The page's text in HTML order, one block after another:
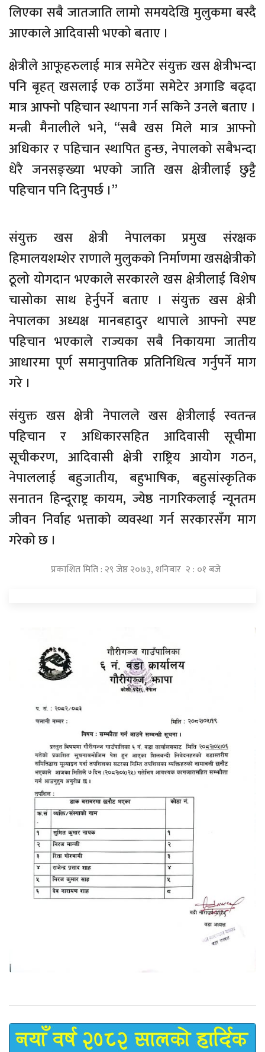
लिएका सबै जातजाति लामो समयदेखि मुलुकमा बस्दै
आएकाले आदिवासी भएको बताए ।
क्षेत्रीले आफूहरुलाई मात्र समेटेर संयुक्त खस क्षेत्रीभन्दा
पनि बृहत् खसलाई एक ठाउँमा समेटेर अगाडि बढ्दा
मात्र आफ्नो पहिचान स्थापना गर्न सकिने उनले बताए ।
मन्त्री मैनालीले भने, “सबै खस मिले मात्र आफ्नो
अधिकार र पहिचान स्थापित हुन्छ, नेपालको सबैभन्दा
धेरै जनसङ्ख्या भएको जाति खस क्षेत्रीलाई छुट्टै
पहिचान पनि दिनुपर्छ ।”
संयुक्त खस क्षेत्री नेपालका प्रमुख संरक्षक
हिमालयशम्शेर राणाले मुलुकको निर्माणमा खसक्षेत्रीको
ठूलो योगदान भएकाले सरकारले खस क्षेत्रीलाई विशेष
चासोका साथ हेर्नुपर्ने बताए । संयुक्त खस क्षेत्री
नेपालका अध्यक्ष मानबहादुर थापाले आफ्नो स्पष्ट
पहिचान भएकाले राज्यका सबै निकायमा जातीय
आधारमा पूर्ण समानुपातिक प्रतिनिधित्व गर्नुपर्ने माग
गरे ।
संयुक्त खस क्षेत्री नेपालले खस क्षेत्रीलाई स्वतन्त्र
पहिचान र अधिकारसहित आदिवासी सूचीमा
सूचीकरण, आदिवासी क्षेत्री राष्ट्रिय आयोग गठन,
नेपाललाई बहुजातीय, बहुभाषिक, बहुसांस्कृतिक
सनातन हिन्दूराष्ट्र कायम, ज्येष्ठ नागरिकलाई न्यूनतम
जीवन निर्वाह भत्ताको व्यवस्था गर्न सरकारसँग माग
गरेको छ ।
प्रकाशित मिति : २९ जेष्ठ २०७३, शनिबार २ : ०१ बजे